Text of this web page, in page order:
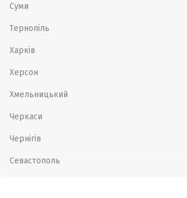
Суми
Тернопіль
Харків
Херсон
Хмельницький
Черкаси
Чернігів
Севастополь